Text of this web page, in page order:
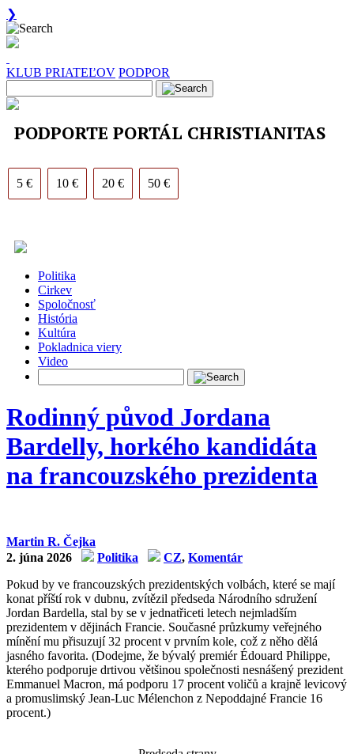
❯
KLUB PRIATEĽOV PODPOR
PODPORTE PORTÁL CHRISTIANITAS
5 € 10 € 20 € 50 €
Politika
Cirkev
Spoločnosť
História
Kultúra
Pokladnica viery
Video
Rodinný původ Jordana
Bardelly, horkého kandidáta
na francouzského prezidenta
Martin R. Čejka
2. júna 2026
Politika CZ, Komentár
Pokud by ve francouzských prezidentských volbách, které se mají
konat příští rok v dubnu, zvítězil předseda Národního sdružení
Jordan Bardella, stal by se v jednatřiceti letech nejmladším
prezidentem v dějinách Francie. Současné průzkumy veřejného
mínění mu přisuzují 32 procent v prvním kole, což z něho dělá
jasného favorita. (Dodejme, že bývalý premiér Édouard Philippe,
kterého podporuje drtivou většinou společnosti nesnášený prezident
Emmanuel Macron, má podporu 17 procent voličů a krajně levicový
a promuslimský Jean‑Luc Mélenchon z Nepoddajné Francie 16
procent.)